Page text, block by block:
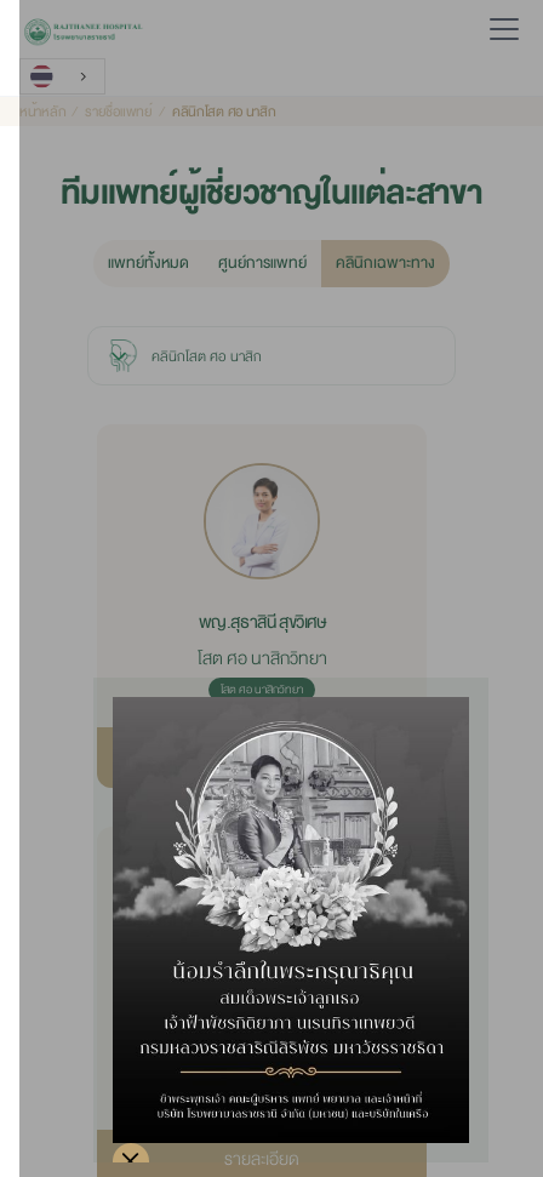
หน้าหลัก รายชื่อแพทย์ คลินิกโสต ศอ นาสิก
ทีมแพทย์ผู้เชี่ยวชาญในแต่ละสาขา
แพทย์ท้ั้งหมด ศูนย์การแพทย์ คลินิกเฉพาะทาง
คลินิกโสต ศอ นาสิก
พญ.สุธาสินี สุขวิเศษ
โสต ศอ นาสิกวิทยา
โสต ศอ นาสิกวิทยา
รายละเอียด
พญ.บุษรา บุญบำรุง
โสต ศอ นาสิกวิทยา
โสต ศอ นาสิกวิทยา
รายละเอียด